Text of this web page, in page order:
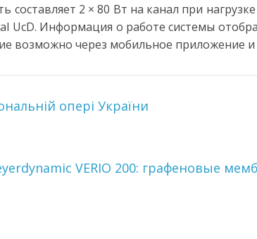
составляет 2 × 80 Вт на канал при
UcD. Информация о работе системы
возможно через мобильное приложение
опері України
VERIO 200: графеновые